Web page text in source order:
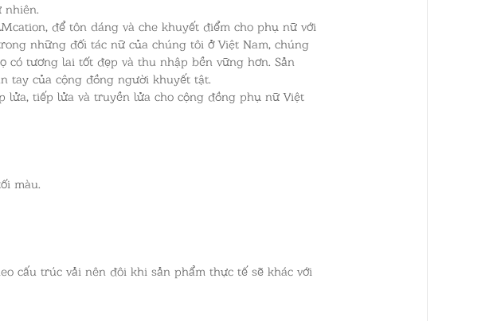
nhiên.
để tôn dáng và che khuyết điểm cho phụ nữ với
những đối tác nữ của chúng tôi ở Việt Nam, chúng
có tương lai tốt đẹp và thu nhập bền vững hơn. Sản
tay của cộng đồng người khuyết tật.
tiếp lửa và truyền lửa cho cộng đồng phụ nữ Việt
màu.
cấu trúc vải nên đôi khi sản phẩm thực tế sẽ khác với